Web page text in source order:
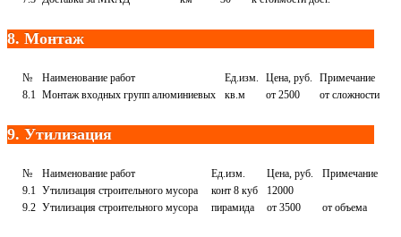
8. Монтаж
№ Наименование работ Ед.изм. Цена, руб.
Примечание
8.1 Монтаж входных групп алюминиевых кв.м от 2500 от сложности
9. Утилизация
№ Наименование работ Ед.изм. Цена, руб.
Примечание
9.1 Утилизация строительного мусора конт 8 куб
12000
9.2 Утилизация строительного мусора пирамида от 3500 от объема